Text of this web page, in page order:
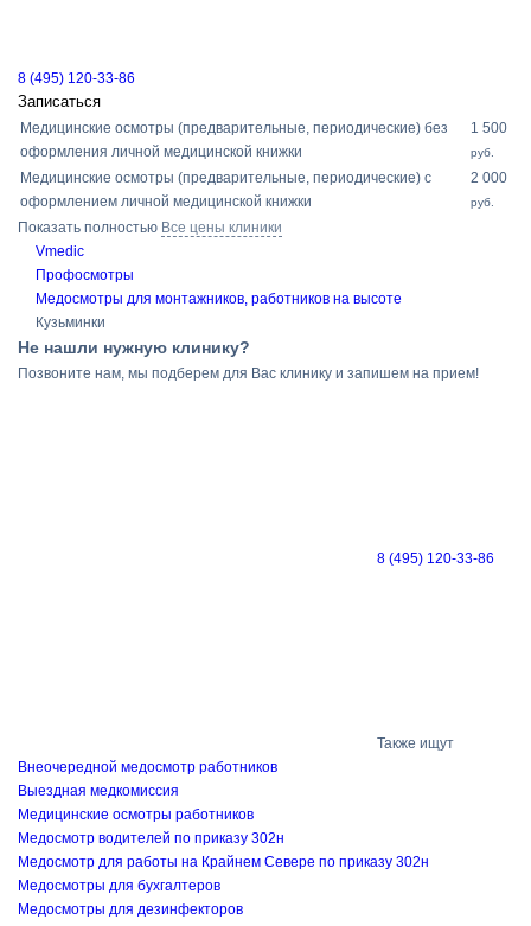
8 (495) 120-33-86
Записаться
Медицинские осмотры (предварительные, периодические) без
оформления личной медицинской книжки
1 500
руб.
Медицинские осмотры (предварительные, периодические) с
оформлением личной медицинской книжки
2 000
руб.
Показать полностью Все цены клиники
Vmedic
Профосмотры
Медосмотры для монтажников, работников на высоте
Кузьминки
Не нашли нужную клинику?
Позвоните нам, мы подберем для Вас клинику и запишем на прием!
8 (495) 120-33-86
Также ищут
Внеочередной медосмотр работников
Выездная медкомиссия
Медицинские осмотры работников
Медосмотр водителей по приказу 302н
Медосмотр для работы на Крайнем Севере по приказу 302н
Медосмотры для бухгалтеров
Медосмотры для дезинфекторов